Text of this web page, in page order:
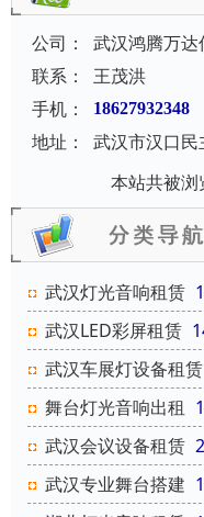
公司：
武汉鸿腾万达
联系：
王茂洪
手机：
18627932348
地址：
武汉市汉口
本站共被浏
武汉灯光音响租赁
武汉LED彩屏租赁
武汉车展灯设备租赁
舞台灯光音响出租
武汉会议设备租赁
武汉专业舞台搭建